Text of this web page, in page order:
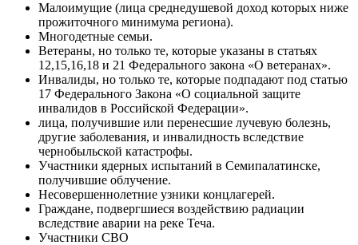
Малоимущие (лица среднедушевой доход которых ниже
прожиточного минимума региона).
Многодетные семьи.
Ветераны, но только те, которые указаны в статьях
12,15,16,18 и 21 Федерального закона «О ветеранах».
Инвалиды, но только те, которые подпадают под статью
17 Федерального Закона «О социальной защите
инвалидов в Российской Федерации».
лица, получившие или перенесшие лучевую болезнь,
другие заболевания, и инвалидность вследствие
чернобыльской катастрофы.
Участники ядерных испытаний в Семипалатинске,
получившие облучение.
Несовершеннолетние узники концлагерей.
Граждане, подвергшиеся воздействию радиации
вследствие аварии на реке Теча.
Участники СВО